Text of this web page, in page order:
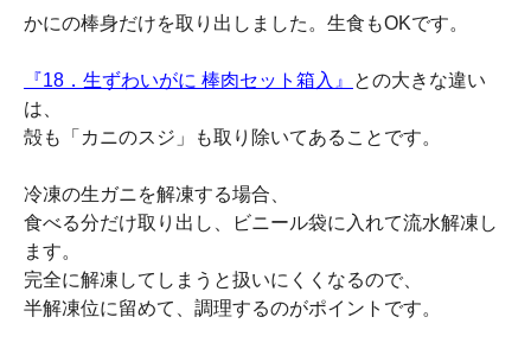
かにの棒身だけを取り出しました。生食もOKです。
『18．生ずわいがに 棒肉セット箱入』
との大きな違い
は、
殻も「カニのスジ」も取り除いてあることです。
冷凍の生ガニを解凍する場合、
食べる分だけ取り出し、ビニール袋に入れて流水解凍し
ます。
完全に解凍してしまうと扱いにくくなるので、
半解凍位に留めて、調理するのがポイントです。